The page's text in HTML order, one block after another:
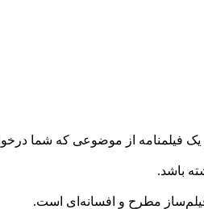
از موضوعی که شما
باشد.
مطرح و افسانه‌ای است.